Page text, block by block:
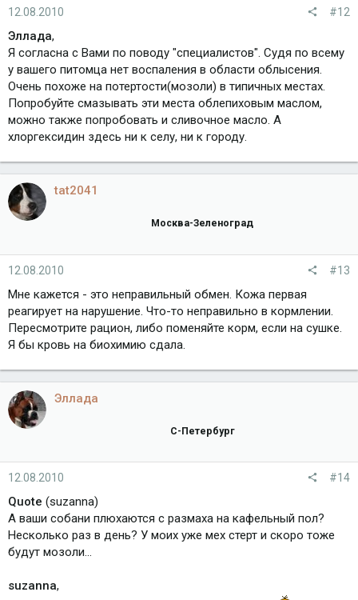
12.08.2010 #12
Эллада,
Я согласна с Вами по поводу "специалистов". Судя по всему
у вашего питомца нет воспаления в области облысения.
Очень похоже на потертости(мозоли) в типичных местах.
Попробуйте смазывать эти места облепиховым маслом,
можно также попробовать и сливочное масло. А
хлоргексидин здесь ни к селу, ни к городу.
tat2041
Москва-Зеленоград
12.08.2010 #13
Мне кажется - это неправильный обмен. Кожа первая
реагирует на нарушение. Что-то неправильно в кормлении.
Пересмотрите рацион, либо поменяйте корм, если на сушке.
Я бы кровь на биохимию сдала.
Эллада
С-Петербург
12.08.2010 #14
Quote (suzanna)
А ваши собани плюхаются с размаха на кафельный пол?
Несколько раз в день? У моих уже мех стерт и скоро тоже
будут мозоли...
suzanna,